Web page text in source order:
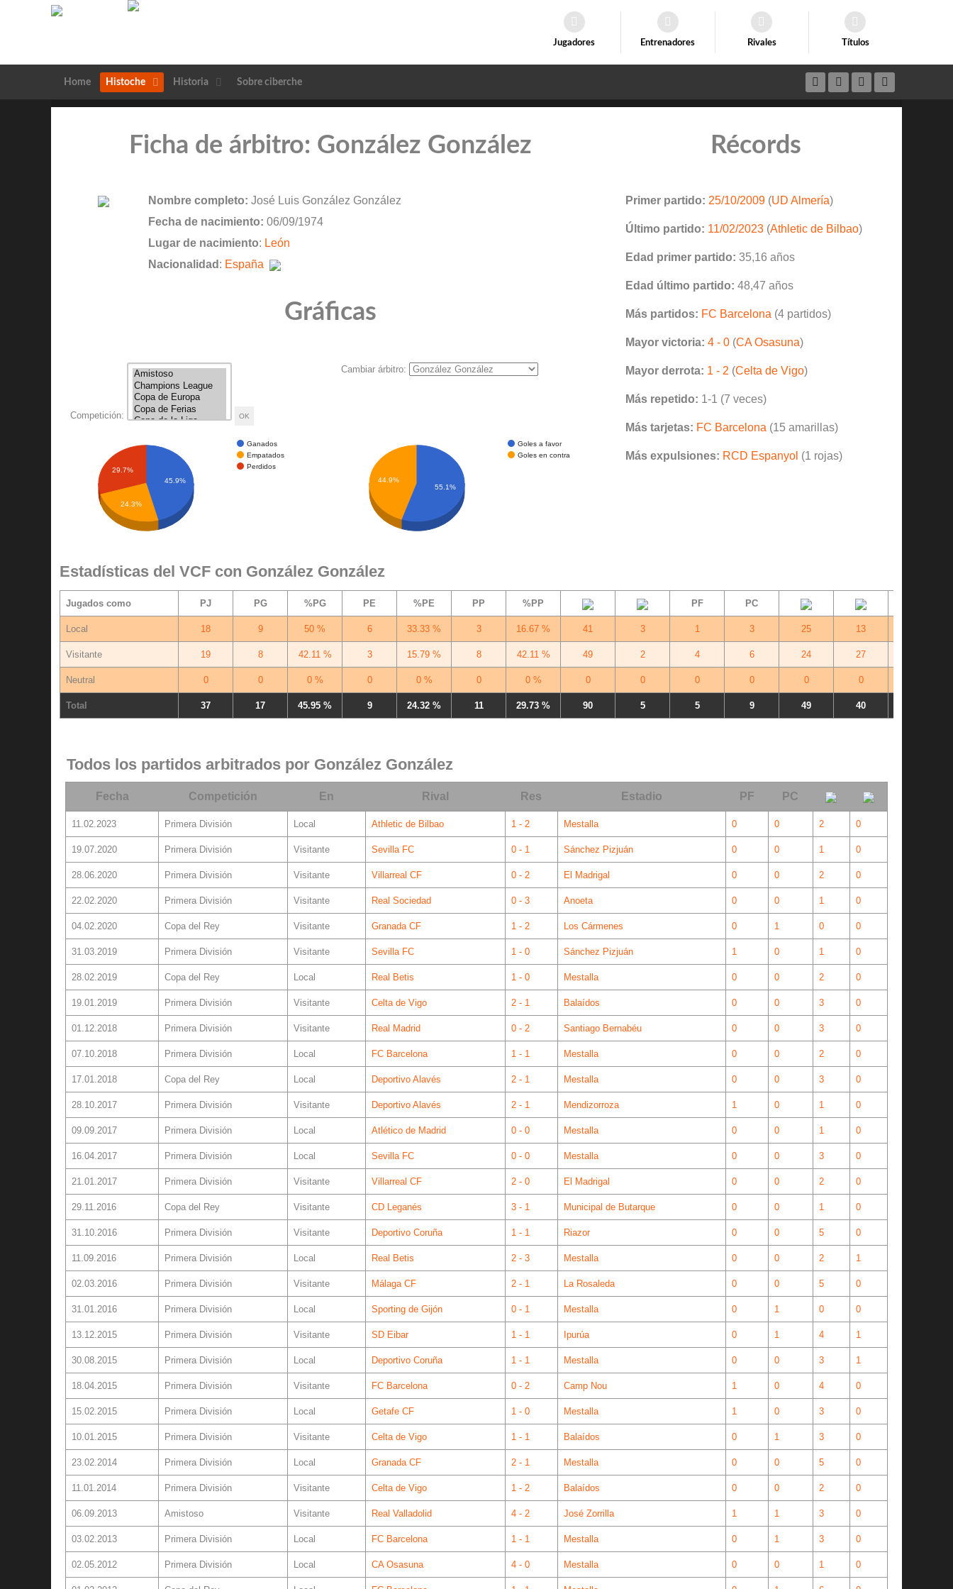
Jugadores Entrenadores Rivales Títulos
Home Histoche Historia Sobre ciberche
Ficha de árbitro: González González
Nombre completo: José Luis González González
Fecha de nacimiento: 06/09/1974
Lugar de nacimiento: León
Nacionalidad : España
Gráficas
Competición:
Cambiar árbitro:
Ganados
Empatados
Perdidos
45.9%
29.7%
24.3%
Goles a favor
Goles en contra
44.9%
55.1%
Récords
Primer partido: 25/10/2009(UD Almería)
Último partido: 11/02/2023(Athletic de Bilbao)
Edad primer partido: 35,16 años
Edad último partido: 48,47 años
Más partidos: FC Barcelona (4 partidos)
Mayor victoria: 4 - 0(CA Osasuna)
Mayor derrota: 1 - 2 (Celta de Vigo)
Más repetido: 1-1 (7 veces)
Más tarjetas: FC Barcelona (15 amarillas)
Más expulsiones: RCD Espanyol (1 rojas)
Estadísticas del VCF con González González
Jugados como PJ PG %PG PE %PE PP %PP PF PC
Local 18 9 50 % 6 33.33 % 3 16.67 % 41 3 1 3 25 13
Visitante 19 8 42.11 % 3 15.79 % 8 42.11 % 49 2 4 6 24 27
Neutral 0 0 0 % 0 0 % 0 0 % 0 0 0 0 0 0
Total 37 17 45.95 % 9 24.32 % 11 29.73 % 90 5 5 9 49 40
Todos los partidos arbitrados por González González
Fecha Competición En Rival Res Estadio PF PC
11.02.2023 Primera División Local Athletic de Bilbao 1 - 2 Mestalla 0 0 2 0
19.07.2020 Primera División Visitante Sevilla FC 0 - 1 Sánchez Pizjuán 0 0 1 0
28.06.2020 Primera División Visitante Villarreal CF 0 - 2 El Madrigal 0 0 2 0
22.02.2020 Primera División Visitante Real Sociedad 0 - 3 Anoeta 0 0 1 0
04.02.2020 Copa del Rey Visitante Granada CF 1 - 2 Los Cármenes 0 1 0 0
31.03.2019 Primera División Visitante Sevilla FC 1 - 0 Sánchez Pizjuán 1 0 1 0
28.02.2019 Copa del Rey Local Real Betis 1 - 0 Mestalla 0 0 2 0
19.01.2019 Primera División Visitante Celta de Vigo 2 - 1 Balaídos 0 0 3 0
01.12.2018 Primera División Visitante Real Madrid 0 - 2 Santiago Bernabéu 0 0 3 0
07.10.2018 Primera División Local FC Barcelona 1 - 1 Mestalla 0 0 2 0
17.01.2018 Copa del Rey Local Deportivo Alavés 2 - 1 Mestalla 0 0 3 0
28.10.2017 Primera División Visitante Deportivo Alavés 2 - 1 Mendizorroza 1 0 1 0
09.09.2017 Primera División Local Atlético de Madrid 0 - 0 Mestalla 0 0 1 0
16.04.2017 Primera División Local Sevilla FC 0 - 0 Mestalla 0 0 3 0
21.01.2017 Primera División Visitante Villarreal CF 2 - 0 El Madrigal 0 0 2 0
29.11.2016 Copa del Rey Visitante CD Leganés 3 - 1 Municipal de Butarque 0 0 1 0
31.10.2016 Primera División Visitante Deportivo Coruña 1 - 1 Riazor 0 0 5 0
11.09.2016 Primera División Local Real Betis 2 - 3 Mestalla 0 0 2 1
02.03.2016 Primera División Visitante Málaga CF 2 - 1 La Rosaleda 0 0 5 0
31.01.2016 Primera División Local Sporting de Gijón 0 - 1 Mestalla 0 1 0 0
13.12.2015 Primera División Visitante SD Eibar 1 - 1 Ipurúa 0 1 4 1
30.08.2015 Primera División Local Deportivo Coruña 1 - 1 Mestalla 0 0 3 1
18.04.2015 Primera División Visitante FC Barcelona 0 - 2 Camp Nou 1 0 4 0
15.02.2015 Primera División Local Getafe CF 1 - 0 Mestalla 1 0 3 0
10.01.2015 Primera División Visitante Celta de Vigo 1 - 1 Balaídos 0 1 3 0
23.02.2014 Primera División Local Granada CF 2 - 1 Mestalla 0 0 5 0
11.01.2014 Primera División Visitante Celta de Vigo 1 - 2 Balaídos 0 0 2 0
06.09.2013 Amistoso Visitante Real Valladolid 4 - 2 José Zorrilla 1 1 3 0
03.02.2013 Primera División Local FC Barcelona 1 - 1 Mestalla 0 1 3 0
02.05.2012 Primera División Local CA Osasuna 4 - 0 Mestalla 0 0 1 0